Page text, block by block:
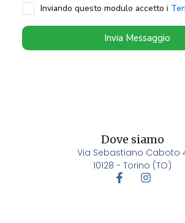
Inviando questo modulo accetto i
Invia Messaggio
Dove siamo
Via Sebastiano Caboto
10128 - Torino (TO)